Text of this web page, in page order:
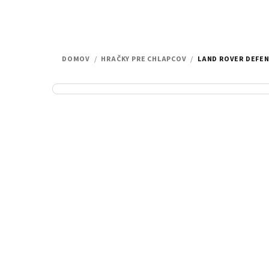
DOMOV / HRAČKY PRE CHLAPCOV / LAND ROVER
B